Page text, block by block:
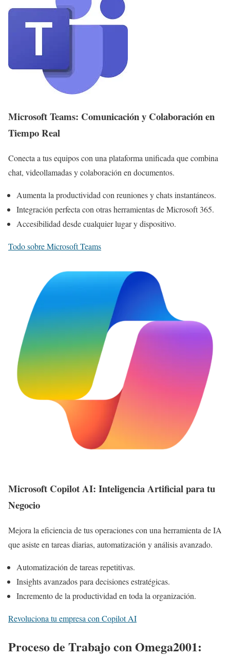
Microsoft Teams: Comunicación y Colaboración en
Tiempo Real
Conecta a tus equipos con una plataforma unificada que combina
chat, videollamadas y colaboración en documentos.
Aumenta la productividad con reuniones y chats instantáneos.
Integración perfecta con otras herramientas de Microsoft 365.
Accesibilidad desde cualquier lugar y dispositivo.
Todo sobre Microsoft Teams
Microsoft Copilot AI: Inteligencia Artificial para tu
Negocio
Mejora la eficiencia de tus operaciones con una herramienta de IA
que asiste en tareas diarias, automatización y análisis avanzado.
Automatización de tareas repetitivas.
Insights avanzados para decisiones estratégicas.
Incremento de la productividad en toda la organización.
Revoluciona tu empresa con Copilot AI
Proceso de Trabajo con Omega2001: